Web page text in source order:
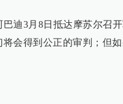
巴迪3月8日抵达摩苏尔召
将会得到公正的审判；但